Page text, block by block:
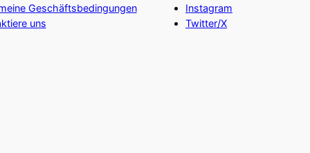
Geschäftsbedingungen
uns
Instagram
Twitter/X